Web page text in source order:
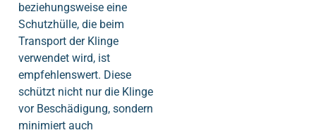
beziehungsweise eine
Schutzhülle, die beim
Transport der Klinge
verwendet wird, ist
empfehlenswert. Diese
schützt nicht nur die Klinge
vor Beschädigung, sondern
minimiert auch